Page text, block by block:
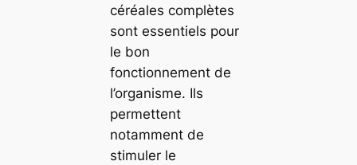
céréales complètes
sont essentiels pour
le bon
fonctionnement de
l’organisme. Ils
permettent
notamment de
stimuler le